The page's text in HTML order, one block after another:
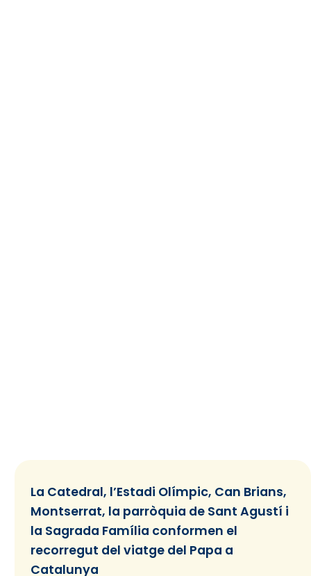
La Catedral, l’Estadi Olímpic, Can Brians,
Montserrat, la parròquia de Sant Agustí i
la Sagrada Família conformen el
recorregut del viatge del Papa a
Catalunya